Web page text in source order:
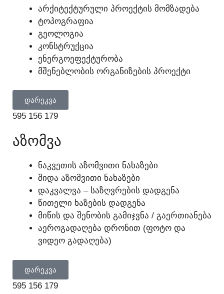
ᲐᲠᲥᲘᲢᲔᲥᲢᲣᲠᲣᲚᲘ ᲞᲠᲝᲔᲥᲢᲘᲡ ᲛᲝᲛᲖᲐᲓᲔᲑᲐ
ᲢᲝᲞᲝᲒᲠᲐᲤᲘᲐ
ᲒᲔᲝᲚᲝᲒᲘᲐ
ᲙᲝᲜᲡᲢᲠᲣᲥᲪᲘᲐ
ᲔᲜᲔᲠᲒᲝᲔᲤᲔᲥᲢᲣᲠᲝᲑᲐ
ᲛᲨᲔᲜᲔᲑᲚᲝᲑᲘᲡ ᲝᲠᲒᲐᲜᲘᲖᲔᲑᲘᲡ ᲞᲠᲝᲔᲥᲢᲘ
ᲓᲐᲠᲔᲙᲕᲐ
595 156 179
ᲐᲖᲝᲛᲕᲐ
ᲜᲐᲙᲕᲔᲗᲘᲡ ᲐᲖᲝᲛᲕᲘᲗᲘ ᲜᲐᲮᲐᲖᲔᲑᲘ
ᲨᲘᲓᲐ ᲐᲖᲝᲛᲕᲘᲗᲘ ᲜᲐᲮᲐᲖᲔᲑᲘ
ᲓᲐᲙᲕᲐᲚᲕᲐ – ᲡᲐᲖᲦᲕᲠᲔᲑᲘᲡ ᲓᲐᲓᲒᲔᲜᲐ
ᲬᲘᲗᲔᲚᲘ ᲮᲐᲖᲔᲑᲘᲡ ᲓᲐᲓᲒᲔᲜᲐ
ᲛᲘᲬᲘᲡ ᲓᲐ ᲨᲔᲜᲝᲑᲘᲡ ᲒᲐᲛᲘᲯᲕᲜᲐ / ᲒᲐᲔᲠᲗᲘᲐᲜᲔᲑᲐ
ᲐᲔᲠᲝᲒᲐᲓᲐᲦᲔᲑᲐ ᲓᲠᲝᲜᲘᲗ (ᲤᲝᲢᲝ ᲓᲐ
ᲕᲘᲓᲔᲝ ᲒᲐᲓᲐᲦᲔᲑᲐ)
ᲓᲐᲠᲔᲙᲕᲐ
595 156 179